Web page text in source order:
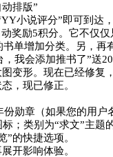
排版”
小说评分”即可到
奖励5积分。它不仅
单增加分类。另，
我会添加推书了”送20
变形。现在已经修复
，现已修正。
勋章（如果您的用
；类别为“求文”主题
的快捷选项。
开影响体验。